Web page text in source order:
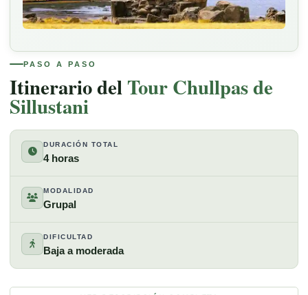
PASO A PASO
Itinerario delTour Chullpas de
Sillustani
DURACIÓN TOTAL
4 horas
MODALIDAD
Grupal
DIFICULTAD
Baja a moderada